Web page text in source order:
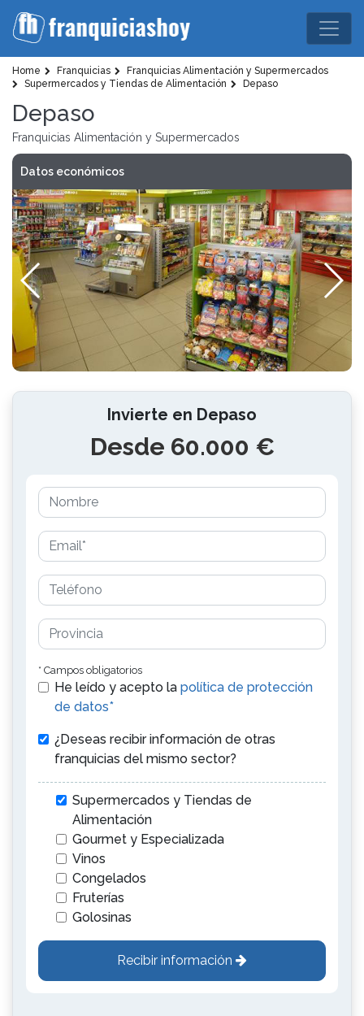
Home Franquicias
Franquicias Alimentación y Supermercados
Supermercados y Tiendas de Alimentación
Depaso
Depaso
Franquicias Alimentación y Supermercados
Datos económicos
Invierte en Depaso
Desde 60.000 €
* Campos obligatorios
He leído y acepto la política de protección
de datos*
¿Deseas recibir información de otras
franquicias del mismo sector?
Supermercados y Tiendas de
Alimentación
Gourmet y Especializada
Vinos
Congelados
Fruterías
Golosinas
Recibir información